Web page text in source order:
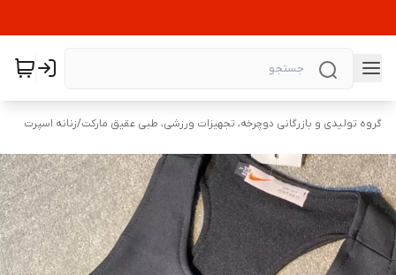
گروه تولیدی و بازرگانی دوچرخه، تجهیزات ورزشی، طبی عقیق مارکت/زنانه اسپرت